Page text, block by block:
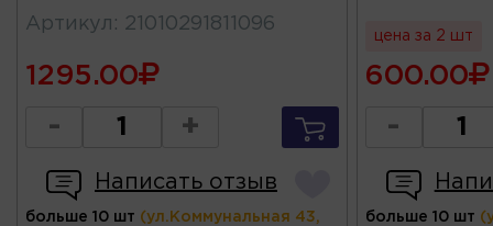
Артикул : 21010291811096
1295.00
- +
Написать отзыв
больше 10 шт (ул.Коммунальная 43,
цена за 2 шт
600.00
-
больше 10 шт